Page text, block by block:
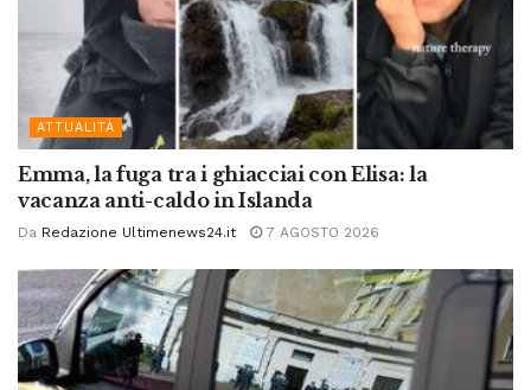
ATTUALITÀ
Emma, la fuga tra i ghiacciai con Elisa: la
vacanza anti-caldo in Islanda
Da Redazione Ultimenews24.it 7 AGOSTO 2026